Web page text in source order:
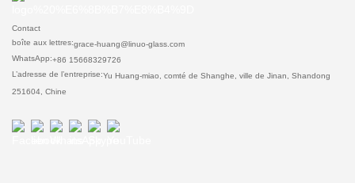
Contact
boîte aux lettres:grace-huang@linuo-glass.com
WhatsApp:+86 15668329726
L’adresse de l’entreprise:Yu Huang-miao, comté de Shanghe, ville de Jinan, Shandong
251604, Chine